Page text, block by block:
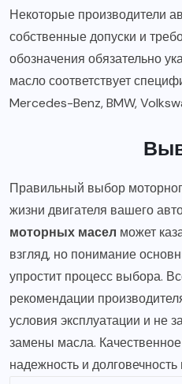
Некоторые производители
собственные допуски и
обозначения обязательно
масло соответствует
Mercedes-Benz, BMW,
Правильный выбор
жизни двигателя вашего
моторных масел может
взгляд, но понимание
упростит процесс выбора.
рекомендации
условия эксплуатации и не
замены масла.
надежность и